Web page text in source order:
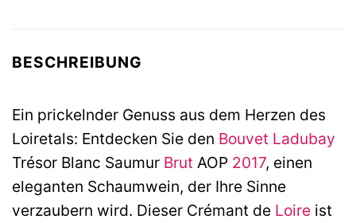
BESCHREIBUNG
Ein prickelnder Genuss aus dem Herzen des
Loiretals: Entdecken Sie den Bouvet Ladubay
Trésor Blanc Saumur Brut AOP 2017, einen
eleganten Schaumwein, der Ihre Sinne
verzaubern wird. Dieser Crémant de Loire ist